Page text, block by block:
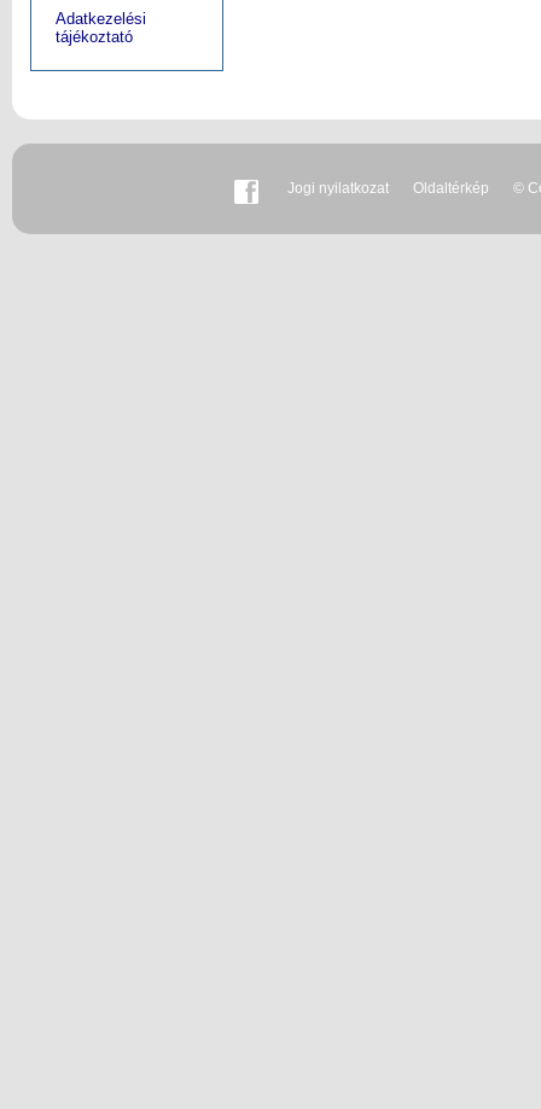
Adatkezelési
tájékoztató
Jogi nyilatkozat Oldaltérkép ©